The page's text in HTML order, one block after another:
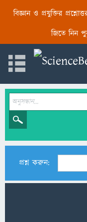
বিজ্ঞান ও প্রযুক্তির
জিতে নিন
প্রশ্ন করুন: